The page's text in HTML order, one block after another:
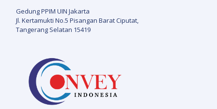
Gedung PPIM UIN Jakarta
Jl. Kertamukti No.5 Pisangan Barat Ciputat,
Tangerang Selatan 15419